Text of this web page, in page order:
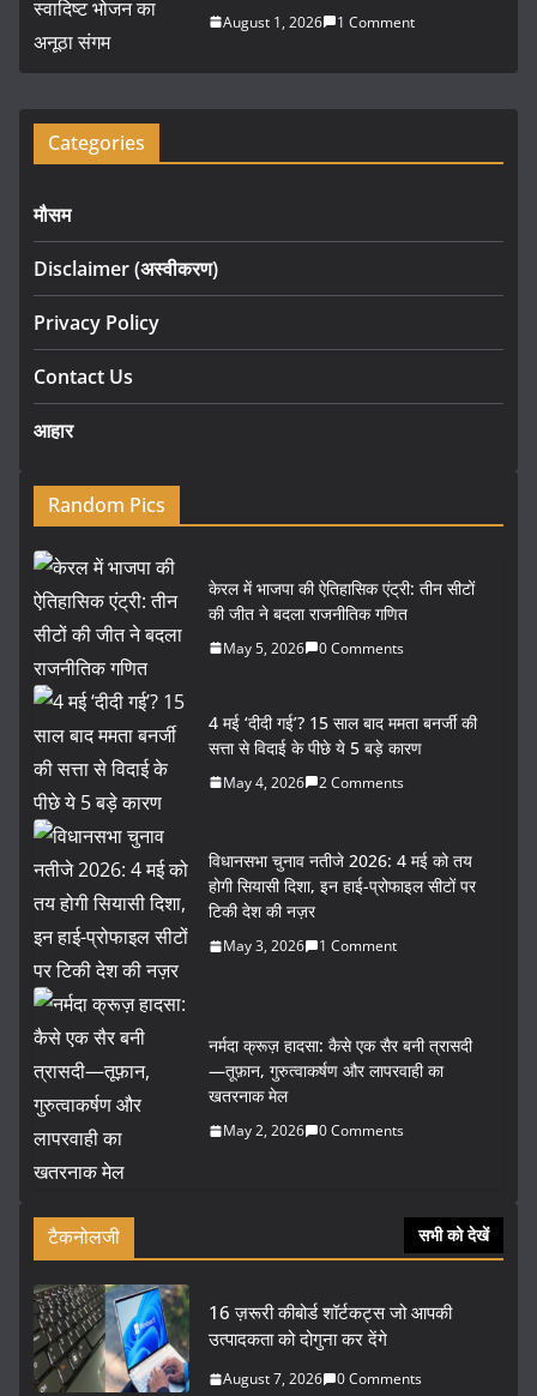
August 1, 2026 1 Comment
Categories
मौसम
Disclaimer (अस्वीकरण)
Privacy Policy
Contact Us
आहार
Random Pics
केरल में भाजपा की ऐतिहासिक एंट्री: तीन सीटों
की जीत ने बदला राजनीतिक गणित
May 5, 2026 0 Comments
4 मई ‘दीदी गई’? 15 साल बाद ममता बनर्जी की
सत्ता से विदाई के पीछे ये 5 बड़े कारण
May 4, 2026 2 Comments
विधानसभा चुनाव नतीजे 2026: 4 मई को तय
होगी सियासी दिशा, इन हाई-प्रोफाइल सीटों पर
टिकी देश की नज़र
May 3, 2026 1 Comment
नर्मदा क्रूज़ हादसा: कैसे एक सैर बनी त्रासदी
—तूफ़ान, गुरुत्वाकर्षण और लापरवाही का
खतरनाक मेल
May 2, 2026 0 Comments
टैकनोलजी सभी को देखें
16 ज़रूरी कीबोर्ड शॉर्टकट्स जो आपकी
उत्पादकता को दोगुना कर देंगे
August 7, 2026 0 Comments